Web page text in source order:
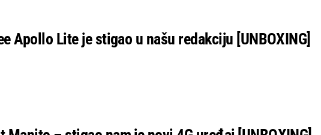
Apollo Lite je stigao u našu redakciju [UNBOXING]